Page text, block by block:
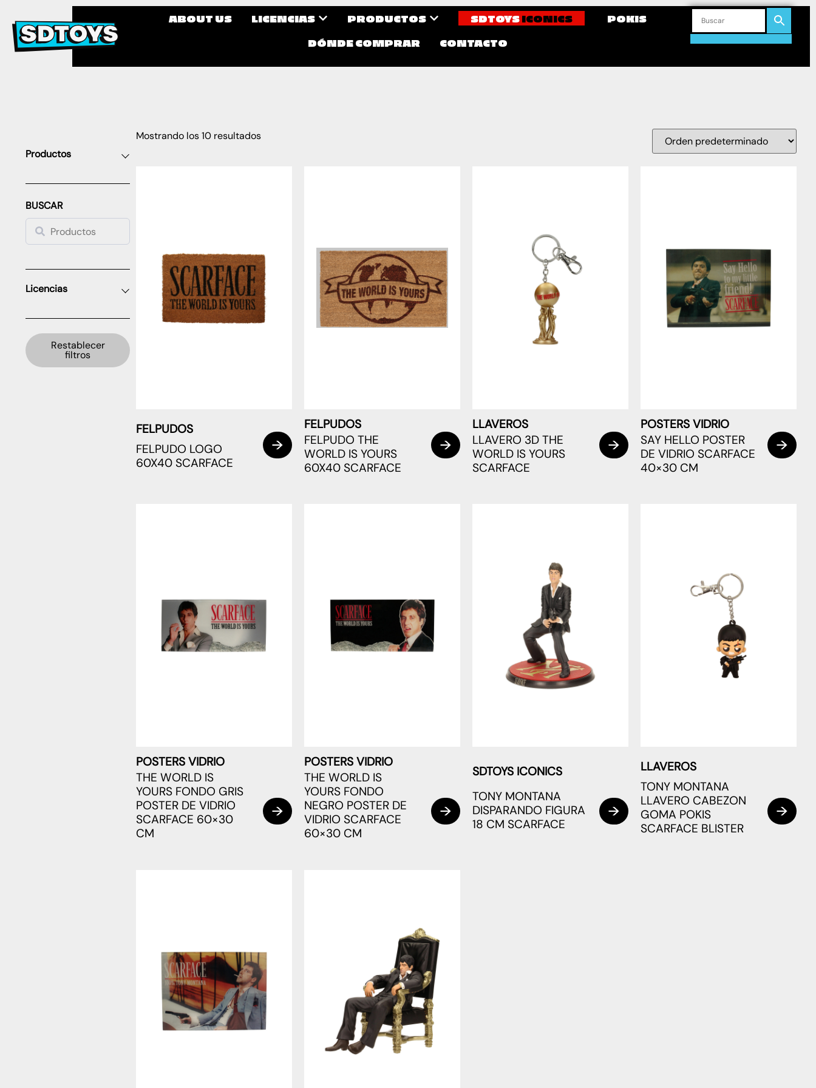
ABOUT US LICENCIAS PRODUCTOS SDTOYS ICONICS
POKIS
DÓNDE COMPRAR
CONTACTO
Productos
BUSCAR
Licencias
Restablecer
filtros
Mostrando los 10 resultados
FELPUDOS
FELPUDO LOGO
60X40 SCARFACE
FELPUDOS
FELPUDO THE
WORLD IS YOURS
60X40 SCARFACE
LLAVEROS
LLAVERO 3D THE
WORLD IS YOURS
SCARFACE
POSTERS VIDRIO
SAY HELLO POSTER
DE VIDRIO SCARFACE
40×30 CM
POSTERS VIDRIO
THE WORLD IS
YOURS FONDO GRIS
POSTER DE VIDRIO
SCARFACE 60×30
CM
POSTERS VIDRIO
THE WORLD IS
YOURS FONDO
NEGRO POSTER DE
VIDRIO SCARFACE
60×30 CM
SDTOYS ICONICS
TONY MONTANA
DISPARANDO FIGURA
18 CM SCARFACE
LLAVEROS
TONY MONTANA
LLAVERO CABEZON
GOMA POKIS
SCARFACE BLISTER